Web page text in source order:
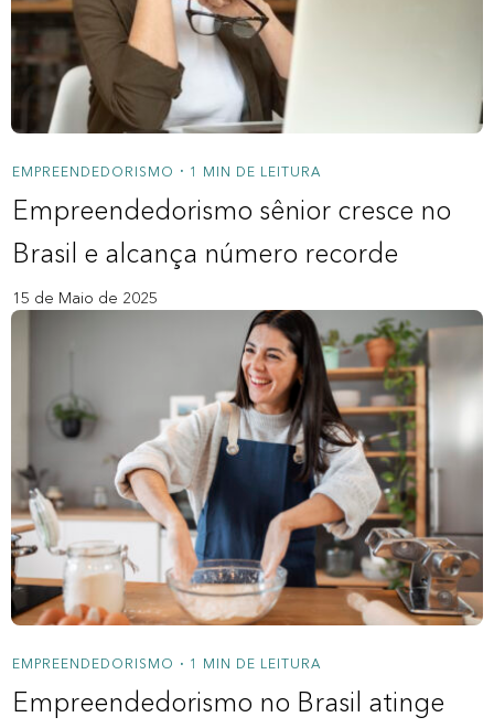
EMPREENDEDORISMO • 1 MIN DE LEITURA
Empreendedorismo sênior cresce no
Brasil e alcança número recorde
15 de Maio de 2025
EMPREENDEDORISMO • 1 MIN DE LEITURA
Empreendedorismo no Brasil atinge